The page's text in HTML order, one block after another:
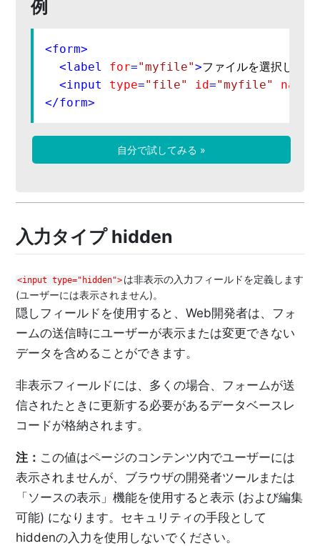
例
<form>
<label for="myfile">ファイルを選択して
<input type="file" id="myfile" name
</form>
自分で試してみる »
入力タイプ hidden
<input type="hidden"> は非表示の入力フィールドを定義します
(ユーザーには表示されません)。
隠しフィールドを使用すると、Web開発者は、フォ
ームの送信時にユーザーが表示または変更できない
データを含めることができます。
非表示フィールドには、多くの場合、フォームが送
信されたときに更新する必要があるデータベースレ
コードが格納されます。
注： この値はページのコンテンツ内でユーザーには
表示されませんが、ブラウザの開発者ツールまたは
「ソースの表示」機能を使用すると表示 (および編集
可能) になります。セキュリティの手段として
hiddenの入力を使用しないでください。